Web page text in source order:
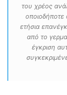
του χρέος
οποιοδήποτε
ετήσια
από το
έγκριση